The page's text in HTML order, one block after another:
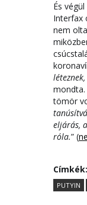
És
Interfax
nem
tömör
eljárás,
róla.” (
Címkék:
PUTYIN